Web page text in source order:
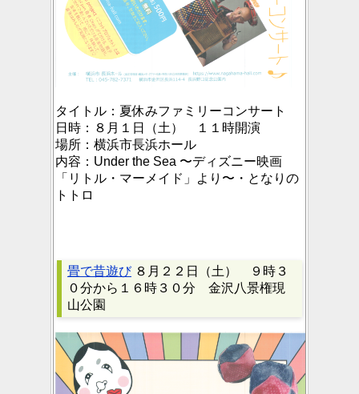
タイトル： 夏休みファミリーコンサート
日時： ８月１日（土） １１時開演
場所： 横浜市長浜ホール
内容： Under the Sea 〜ディズニー映画
「リトル・マーメイド」より〜・となりの
トトロ
畳で昔遊び８月２２日（土） ９時３
０分から１６時３０分 金沢八景権現
山公園